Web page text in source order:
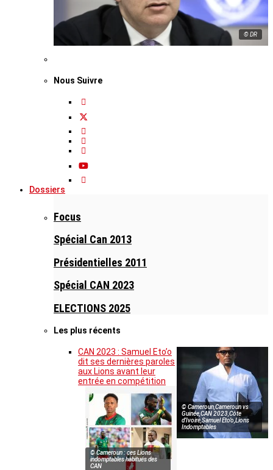
© DR
Nous Suivre
Dossiers
Focus
Spécial Can 2013
Présidentielles 2011
Spécial CAN 2023
ELECTIONS 2025
Les plus récents
© Cameroun,Cameroun vs
Guinée,CAN 2023,Côte
d’Ivoire,Samuel Eto’o,Lions
Indomptables
CAN 2023 : Samuel Eto’o
dit ses dernières paroles
aux Lions avant leur
entrée en compétition
© Cameroun : ces Lions
indomptables habitués des
CAN